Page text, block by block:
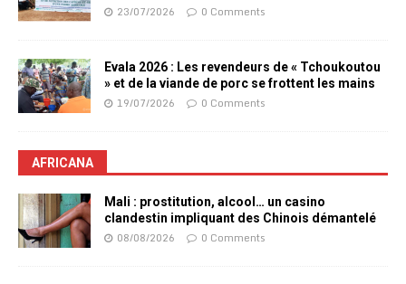
23/07/2026 0 Comments
Evala 2026 : Les revendeurs de « Tchoukoutou
» et de la viande de porc se frottent les mains
19/07/2026 0 Comments
AFRICANA
Mali : prostitution, alcool… un casino
clandestin impliquant des Chinois démantelé
08/08/2026 0 Comments